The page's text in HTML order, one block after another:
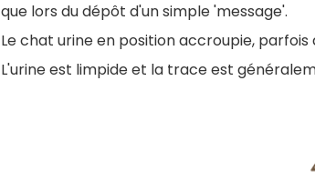
que lors du dépôt d'un simple 'message'.
Le chat urine en position accroupie,
L'urine est limpide et la trace est